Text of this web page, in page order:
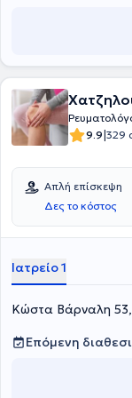
διάστημα
καινοτομία και
9.9|329
Απλή επίσκεψη
Δες το κόστος
Ιατρείο 1
Κώστα Βάρναλη
Επόμενη